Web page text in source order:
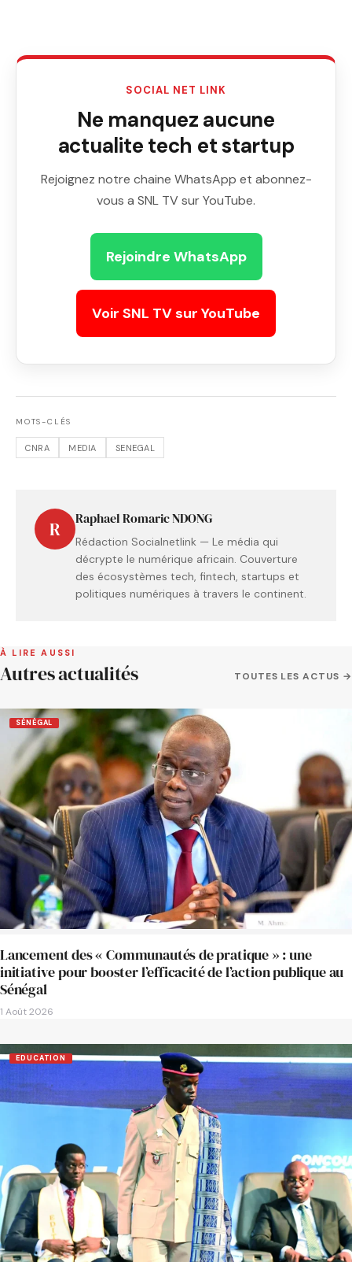
SOCIAL NET LINK
Ne manquez aucune
actualite tech et startup
Rejoignez notre chaine WhatsApp et abonnez-
vous a SNL TV sur YouTube.
Rejoindre WhatsApp
Voir SNL TV sur YouTube
MOTS-CLÉS
CNRA MEDIA SENEGAL
R Raphael Romaric NDONG
Rédaction Socialnetlink — Le média qui
décrypte le numérique africain. Couverture
des écosystèmes tech, fintech, startups et
politiques numériques à travers le continent.
À LIRE AUSSI
Autres actualités TOUTES LES ACTUS →
SÉNÉGAL
Lancement des « Communautés de pratique » : une
initiative pour booster l’efficacité de l’action publique au
Sénégal
1 Août 2026
EDUCATION